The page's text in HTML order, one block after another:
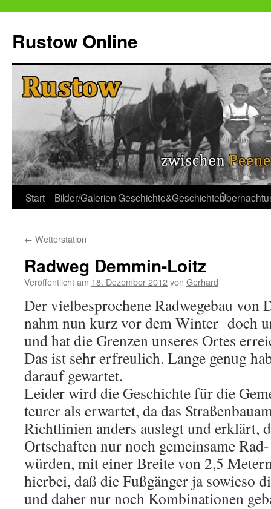
springen
Rustow Online
Start Bilder/GalerienGeschichte&Geschichten
← Wetterstation
Radweg Demmin-Loitz
Veröffentlicht am 18. Dezember 2012von Gerhard
Der vielbesprochene Radwegebau von
nahm nun kurz vor dem Winter doch
und hat die Grenzen unseres Ortes
Das ist sehr erfreulich. Lange genug
darauf gewartet.
Leider wird die Geschichte für die
teurer als erwartet, da das
Richtlinien anders auslegt und erklärt,
Ortschaften nur noch gemeinsame
würden, mit einer Breite von 2,5
hierbei, daß die Fußgänger ja sowieso
und daher nur noch Kombinationen